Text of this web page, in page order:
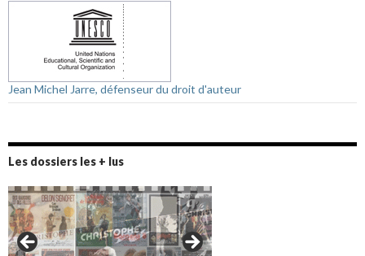
Jean Michel Jarre, défenseur du droit d'auteur
Les dossiers les + lus